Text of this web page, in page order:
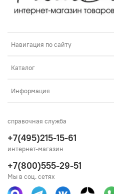
Навигация по сайту
Каталог
Информация
справочная служба
+7(495)215-15-61
интернет-магазин
+7(800)555-29-51
Мы в соц. сетях